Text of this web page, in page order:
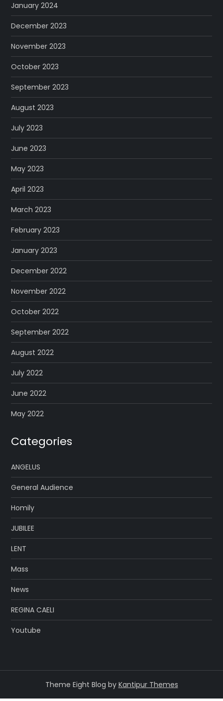
January 2024
December 2023
November 2023
October 2023
September 2023
August 2023
July 2023
June 2023
May 2023
April 2023
March 2023
February 2023
January 2023
December 2022
November 2022
October 2022
September 2022
August 2022
July 2022
June 2022
May 2022
Categories
ANGELUS
General Audience
Homily
JUBILEE
LENT
Mass
News
REGINA CAELI
Youtube
Theme Eight Blog by Kantipur Themes